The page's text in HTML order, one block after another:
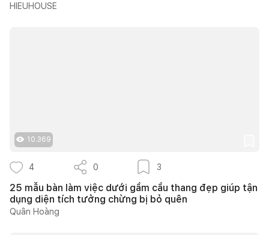
HIEUHOUSE
10.369
4 0 3
25 mẫu bàn làm việc dưới gầm cầu thang đẹp giúp tận
dụng diện tích tưởng chừng bị bỏ quên
Quân Hoàng